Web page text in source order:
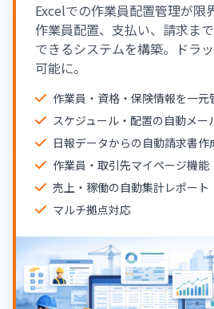
Excelでの作業員配置管理が限
作業員配置、支払い、請求ま
できるシステムを構築。ドラ
可能に。
作業員・資格・保険情報を一元
スケジュール・配置の自動メー
日報データからの自動請求書作
作業員・取引先マイページ機能
売上・稼働の自動集計レポート
マルチ拠点対応